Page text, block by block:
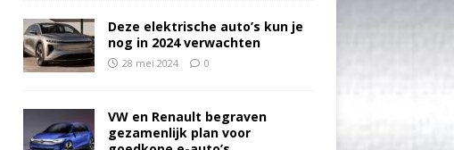
Deze elektrische auto’s kun je
nog in 2024 verwachten
28 mei 2024 0
VW en Renault begraven
gezamenlijk plan voor